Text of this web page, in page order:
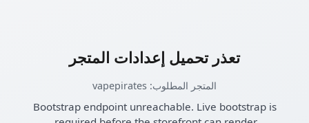
تعذر تحميل إعدادات المتجر
المتجر المطلوب: vapepirates
Bootstrap endpoint unreachable. Live bootstrap is